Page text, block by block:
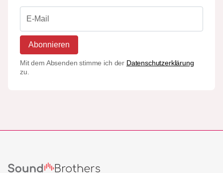
Abonnieren
Mit dem Absenden stimme ich der Datenschutzerklärung
zu.